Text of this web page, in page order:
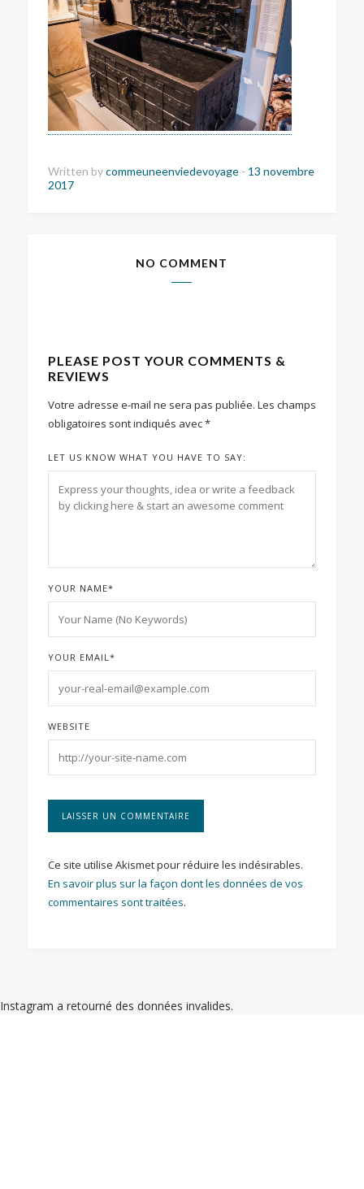
Written bycommeuneenviedevoyage - 13 novembre
2017
NO COMMENT
PLEASE POST YOUR COMMENTS &
REVIEWS
Votre adresse e-mail ne sera pas publiée. Les champs
obligatoires sont indiqués avec*
LET US KNOW WHAT YOU HAVE TO SAY:
YOUR NAME*
YOUR EMAIL*
WEBSITE
Ce site utilise Akismet pour réduire les indésirables.
En savoir plus sur la façon dont les données de vos
commentaires sont traitées.
Instagram a retourné des données invalides.